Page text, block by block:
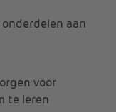
aan
voor
te leren